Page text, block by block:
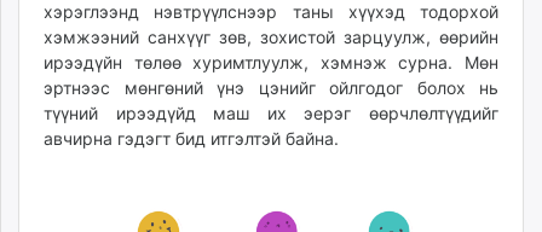
хэрэглээнд нэвтрүүлснээр таны хүүхэд тодорхой
хэмжээний санхүүг зөв, зохистой зарцуулж, өөрийн
ирээдүйн төлөө хуримтлуулж, хэмнэж сурна. Мөн
эртнээс мөнгөний үнэ цэнийг ойлгодог болох нь
түүний ирээдүйд маш их эерэг өөрчлөлтүүдийг
авчирна гэдэгт бид итгэлтэй байна.